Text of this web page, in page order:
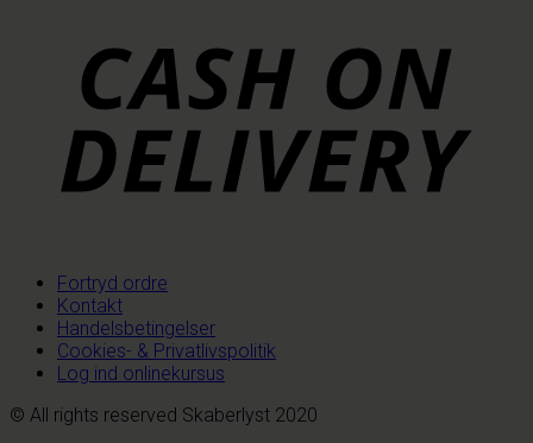
Fortryd ordre
Kontakt
Handelsbetingelser
Cookies- & Privatlivspolitik
Log ind onlinekursus
© All rights reserved Skaberlyst 2020